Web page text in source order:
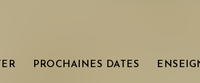
PROCHAINES DATES